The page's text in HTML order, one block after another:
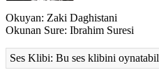
Okuyan: Zaki Daghistani
Okunan Sure: Ibrahim Suresi
Ses Klibi: Bu ses klibini